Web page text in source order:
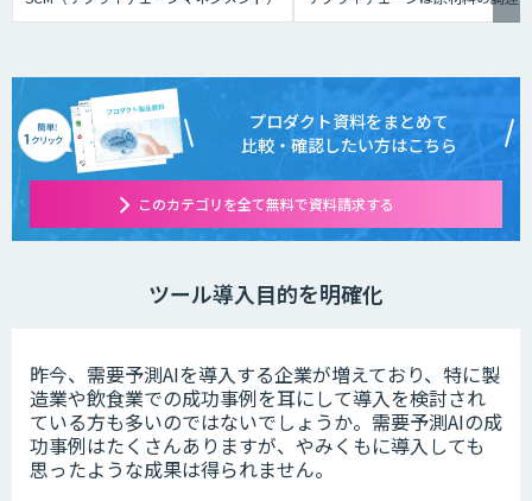
プロダクト資料をまとめて
比較・確認したい方はこちら
このカテゴリを全て無料で資料請求する
ツール導入目的を明確化
昨今、需要予測AIを導入する企業が増えており、特に製
造業や飲食業での成功事例を耳にして導入を検討され
ている方も多いのではないでしょうか。需要予測AIの成
功事例はたくさんありますが、やみくもに導入しても
思ったような成果は得られません。